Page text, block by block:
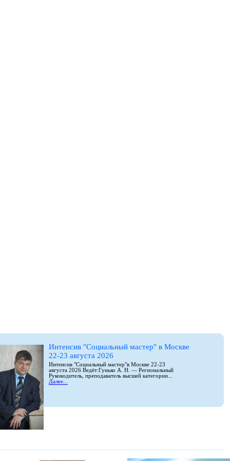
Интенсив "Социальный мастер" в Москве
22-23 августа 2026
Интенсив "Социальный мастер"в Москве 22-23
августа 2026 Ведёт:Гунько А. Н. — Региональный
Руководитель, преподаватель высшей категории...
Далее...